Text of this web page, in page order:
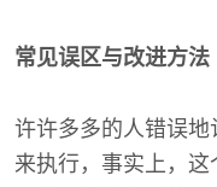
常见误区与改进方法
许许多多的人错误
来执行，事实上，